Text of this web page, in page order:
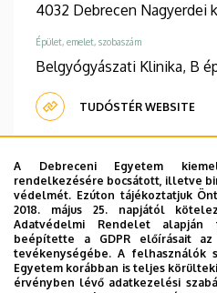
A Debreceni Egyetem
rendelkezésére bocsátott, illetve
védelmét. Ezúton tájékoztatjuk
2018. május 25. napjától
Adatvédelmi Rendelet alapján
beépítette a GDPR előírásait
tevékenységébe. A felhasználók
Egyetem korábban is teljes
érvényben lévő adatkezelési
4032 Debrecen Nagyerdei
Épület, emelet, szobaszám
Belgyógyászati Klinika, B
TUDÓSTÉR WEBSITE
Információk
Végzettség
általános orvos